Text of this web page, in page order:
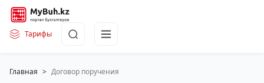
Тарифы
Главная > Договор поручения